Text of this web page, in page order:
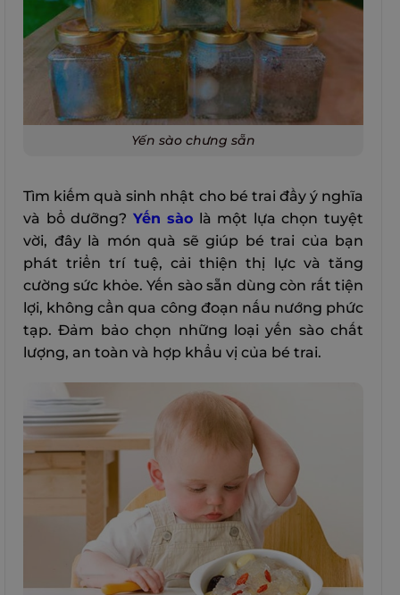
Yến sào chưng sẵn
Tìm kiếm quà sinh nhật cho bé trai đầy ý nghĩa
và bổ dưỡng? Yến sào là một lựa chọn tuyệt
vời, đây là món quà sẽ giúp bé trai của bạn
phát triển trí tuệ, cải thiện thị lực và tăng
cường sức khỏe. Yến sào sẵn dùng còn rất tiện
lợi, không cần qua công đoạn nấu nướng phức
tạp. Đảm bảo chọn những loại yến sào chất
lượng, an toàn và hợp khẩu vị của bé trai.